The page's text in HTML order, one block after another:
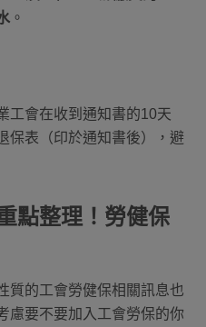
。
工會在收到通知書的10天
保表（印於通知書後），避
點整理！勞健保
質的工會勞健保相關訊息也
慮要不要加入工會勞保的你